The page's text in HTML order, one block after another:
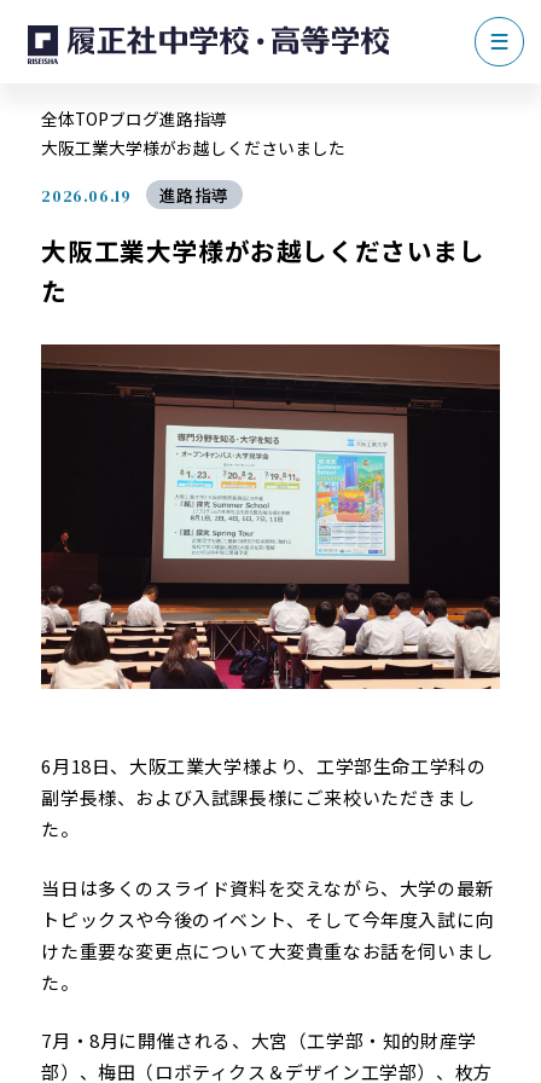
全体TOPブログ進路指導
大阪工業大学様がお越しくださいました
2026.06.19 進路指導
大阪工業大学様がお越しくださいまし
た
6月18日、大阪工業大学様より、工学部生命工学科の
副学長様、および入試課長様にご来校いただきまし
た。
当日は多くのスライド資料を交えながら、大学の最新
トピックスや今後のイベント、そして今年度入試に向
けた重要な変更点について大変貴重なお話を伺いまし
た。
7月・8月に開催される、大宮（工学部・知的財産学
部）、梅田（ロボティクス＆デザイン工学部）、枚方